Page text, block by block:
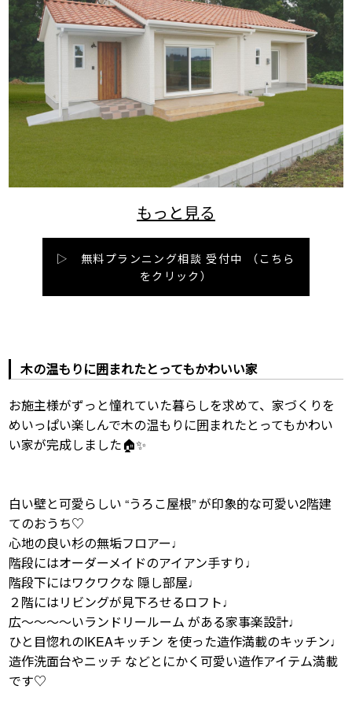
▷ 無料プランニング相談 受付中 （こちら
をクリック）
木の温もりに囲まれたとってもかわいい家
お施主様がずっと憧れていた暮らしを求めて、家づくりを
めいっぱい楽しんで木の温もりに囲まれたとってもかわい
い家が完成しました🏠✨
白い壁と可愛らしい “うろこ屋根” が印象的な可愛い2階建
てのおうち♡
心地の良い杉の無垢フロアー♩
階段にはオーダーメイドのアイアン手すり♩
階段下にはワクワクな 隠し部屋♩
２階にはリビングが見下ろせるロフト♩
広～～～～いランドリールーム がある家事楽設計♩
ひと目惚れのIKEAキッチン を使った造作満載のキッチン♩
造作洗面台やニッチ などとにかく可愛い造作アイテム満載
です♡